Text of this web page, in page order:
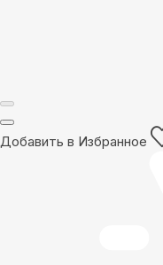
Добавить в Избранное